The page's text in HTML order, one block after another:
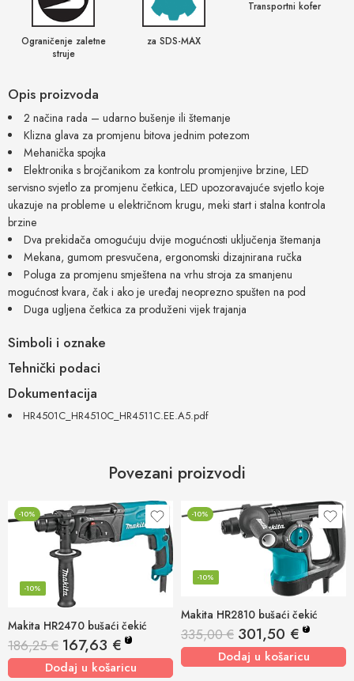
Opis proizvoda
2 načina rada – udarno bušenje ili štemanje
Klizna glava za promjenu bitova jednim potezom
Mehanička spojka
Elektronika s brojčanikom za kontrolu promjenjive brzine, LED
servisno svjetlo za promjenu četkica, LED upozoravajuće svjetlo koje
ukazuje na probleme u električnom krugu, meki start i stalna kontrola
brzine
Dva prekidača omogućuju dvije mogućnosti uključenja štemanja
Mekana, gumom presvučena, ergonomski dizajnirana ručka
Poluga za promjenu smještena na vrhu stroja za smanjenu
mogućnost kvara, čak i ako je uređaj neoprezno spušten na pod
Duga ugljena četkica za produženi vijek trajanja
Simboli i oznake
Ograničenje zaletne
struje
za SDS-MAX
Transportni kofer
Tehnički podaci
Dokumentacija
HR4501C_HR4510C_HR4511C.EE.A5.pdf
Povezani proizvodi
-10%
Makita HR2470 bušaći čekić
-10%
186,25€ 167,63 € ?
Dodaj u košaricu
-10%
Makita HR2810 bušaći čekić
-10%
335,00€ 301,50 € ?
Dodaj u košaricu